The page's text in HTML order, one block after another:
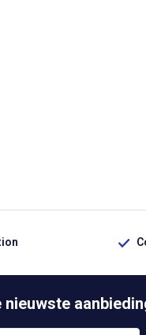
nieuwste